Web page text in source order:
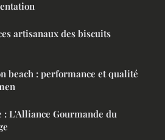
artisanaux des biscuits
beach : performance et qualité
L'Alliance Gourmande du